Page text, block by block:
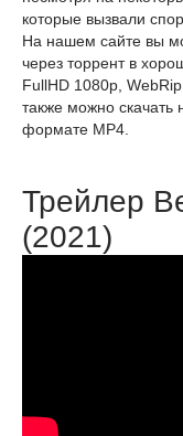
которые вызвали
На нашем сайте вы
через торрент в
FullHD 1080p,
также можно
формате MP4.
Трейлер
(2021)